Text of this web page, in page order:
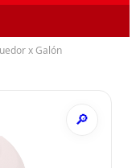
x Galón